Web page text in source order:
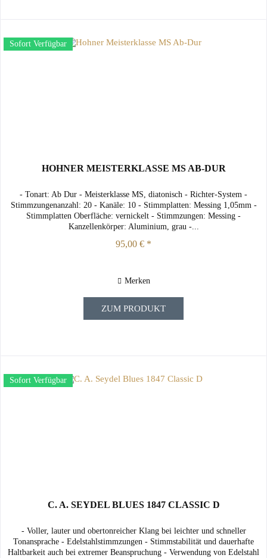
Sofort Verfügbar
HOHNER MEISTERKLASSE MS AB-DUR
- Tonart: Ab Dur - Meisterklasse MS, diatonisch - Richter-System -
Stimmzungenanzahl: 20 - Kanäle: 10 - Stimmplatten: Messing 1,05mm -
Stimmplatten Oberfläche: vernickelt - Stimmzungen: Messing -
Kanzellenkörper: Aluminium, grau -...
95,00 € *
Merken
ZUM PRODUKT
Sofort Verfügbar
C. A. SEYDEL BLUES 1847 CLASSIC D
- Voller, lauter und obertonreicher Klang bei leichter und schneller
Tonansprache - Edelstahlstimmzungen - Stimmstabilität und dauerhafte
Haltbarkeit auch bei extremer Beanspruchung - Verwendung von Edelstahl